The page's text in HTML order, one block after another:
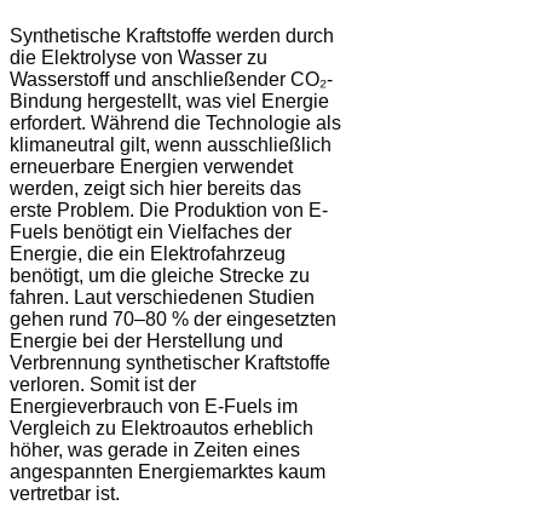
Synthetische Kraftstoffe werden durch
die Elektrolyse von Wasser zu
Wasserstoff und anschließender CO₂-
Bindung hergestellt, was viel Energie
erfordert. Während die Technologie als
klimaneutral gilt, wenn ausschließlich
erneuerbare Energien verwendet
werden, zeigt sich hier bereits das
erste Problem. Die Produktion von E-
Fuels benötigt ein Vielfaches der
Energie, die ein Elektrofahrzeug
benötigt, um die gleiche Strecke zu
fahren. Laut verschiedenen Studien
gehen rund 70–80 % der eingesetzten
Energie bei der Herstellung und
Verbrennung synthetischer Kraftstoffe
verloren. Somit ist der
Energieverbrauch von E-Fuels im
Vergleich zu Elektroautos erheblich
höher, was gerade in Zeiten eines
angespannten Energiemarktes kaum
vertretbar ist.